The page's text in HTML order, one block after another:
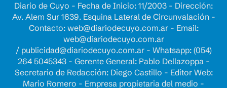
Diario de Cuyo - Fecha de Inicio: 11/2003 - Dirección:
Av. Alem Sur 1639. Esquina Lateral de Circunvalación -
Contacto: web@diariodecuyo.com.ar- Email:
web@diariodecuyo.com.ar
/ publicidad@diariodecuyo.com.ar- Whatsapp: (054)
264 5045343 - Gerente General: Pablo Dellazoppa -
Secretario de Redacción: Diego Castillo - Editor Web:
Mario Romero - Empresa propietaria del medio -